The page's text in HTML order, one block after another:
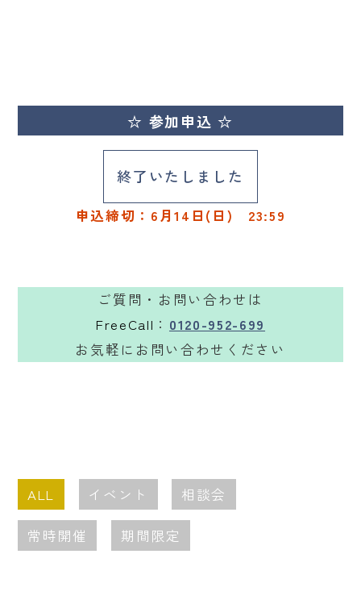
☆ 参加申込 ☆
終了いたしました
申込締切：6月14日(日) 23:59
ご質問・お問い合わせは
FreeCall ： 0120-952-699
お気軽にお問い合わせください
ALL イベント 相談会
常時開催 期間限定